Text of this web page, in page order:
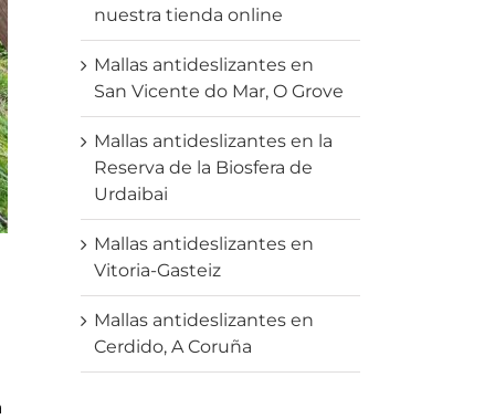
nuestra tienda online
Mallas antideslizantes en
San Vicente do Mar, O Grove
Mallas antideslizantes en la
Reserva de la Biosfera de
Urdaibai
Mallas antideslizantes en
Vitoria-Gasteiz
Mallas antideslizantes en
Cerdido, A Coruña